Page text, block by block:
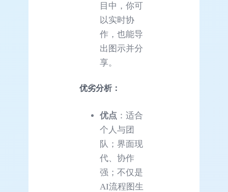
目中，你可
以实时协
作，也能导
出图示并分
享。
优劣分析：
优点 ：适合
个人与团
队；界面现
代、协作
强；不仅是
AI流程图生